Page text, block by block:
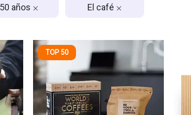
50 años El café
TOP 50